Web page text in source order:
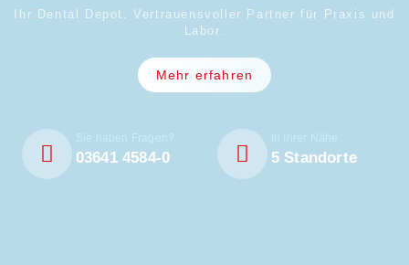
Ihr Dental Depot. Vertrauensvoller Partner für Praxis und
Labor.
Mehr erfahren
5 Standorte
03641 4584-0